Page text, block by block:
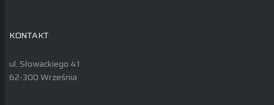
KONTAKT
ul. Słowackiego 41
62-300 Września